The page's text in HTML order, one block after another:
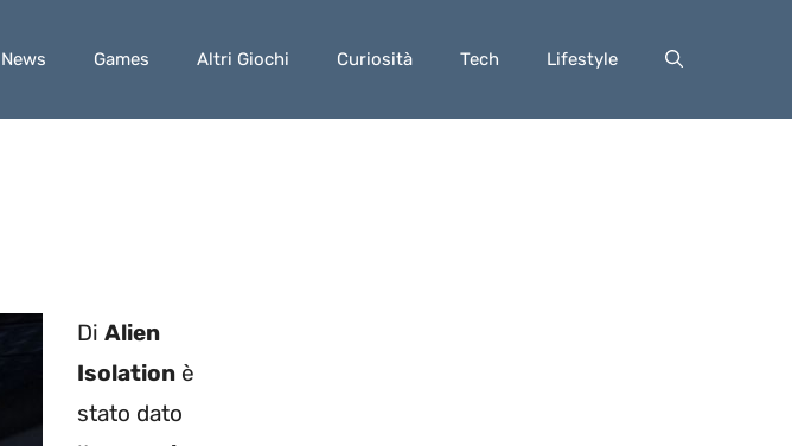
News Games Altri Giochi Curiosità Tech Lifestyle
Di Alien
Isolationè
stato dato